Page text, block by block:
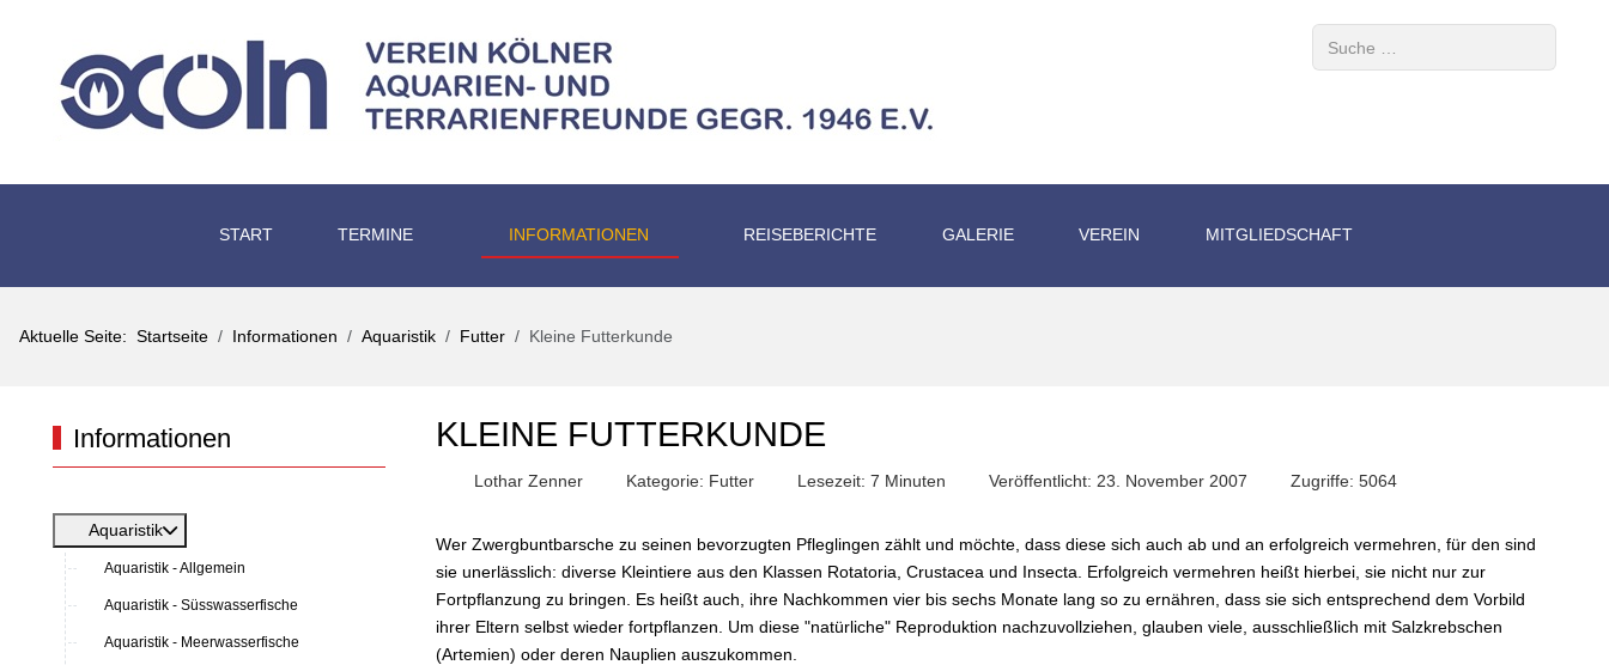
START TERMINE INFORMATIONEN REISEBERICHTE GALERIE VEREIN MITGLIEDSCHAFT
Aktuelle Seite: Startseite Informationen Aquaristik Futter Kleine Futterkunde
Informationen
Aquaristik
Aquaristik - Allgemein
Aquaristik - Süsswasserfische
Aquaristik - Meerwasserfische
KLEINE FUTTERKUNDE
Lothar Zenner Kategorie: Futter Lesezeit: 7 Minuten Veröffentlicht: 23. November 2007 Zugriffe: 5064
Wer Zwergbuntbarsche zu seinen bevorzugten Pfleglingen zählt und möchte, dass diese sich auch ab und an erfolgreich vermehren, für den sind
sie unerlässlich: diverse Kleintiere aus den Klassen Rotatoria, Crustacea und Insecta. Erfolgreich vermehren heißt hierbei, sie nicht nur zur
Fortpflanzung zu bringen. Es heißt auch, ihre Nachkommen vier bis sechs Monate lang so zu ernähren, dass sie sich entsprechend dem Vorbild
ihrer Eltern selbst wieder fortpflanzen. Um diese "natürliche" Reproduktion nachzuvollziehen, glauben viele, ausschließlich mit Salzkrebschen
(Artemien) oder deren Nauplien auszukommen.